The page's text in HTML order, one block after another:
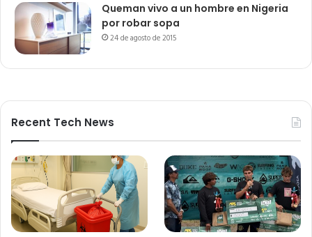
Queman vivo a un hombre en Nigeria
por robar sopa
24 de agosto de 2015
Recent Tech News